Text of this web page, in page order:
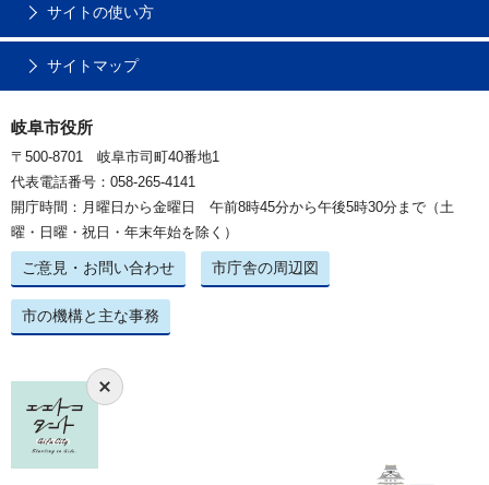
サイトの使い方
サイトマップ
岐阜市役所
〒500-8701 岐阜市司町40番地1
代表電話番号：058-265-4141
開庁時間：月曜日から金曜日 午前8時45分から午後5時30分まで（土
曜・日曜・祝日・年末年始を除く）
ご意見・お問い合わせ 市庁舎の周辺図
市の機構と主な事務